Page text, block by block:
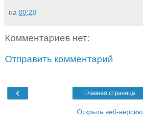
на 00:28
Комментариев нет:
Отправить комментарий
‹ Главная страница
Открыть веб-версию